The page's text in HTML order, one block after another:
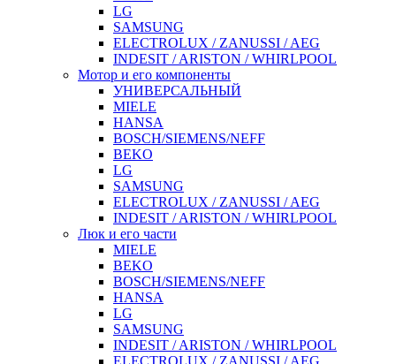
LG
SAMSUNG
ELECTROLUX / ZANUSSI / AEG
INDESIT / ARISTON / WHIRLPOOL
Мотор и его компоненты
УНИВЕРСАЛЬНЫЙ
MIELE
HANSA
BOSCH/SIEMENS/NEFF
BEKO
LG
SAMSUNG
ELECTROLUX / ZANUSSI / AEG
INDESIT / ARISTON / WHIRLPOOL
Люк и его части
MIELE
BEKO
BOSCH/SIEMENS/NEFF
HANSA
LG
SAMSUNG
INDESIT / ARISTON / WHIRLPOOL
ELECTROLUX / ZANUSSI / AEG